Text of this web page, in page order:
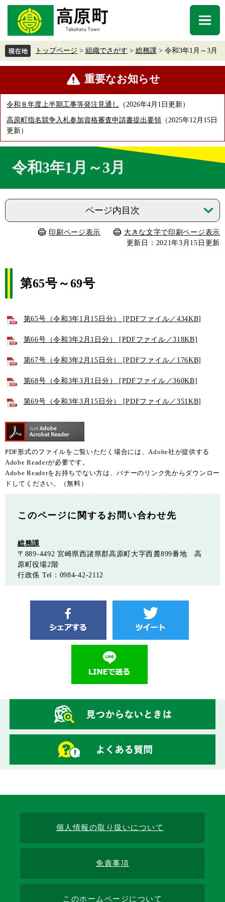
先
頭
を
飛
へ
ニ
ュ
ー
トップページ > 組織でさがす > 総務課 > 令和3年1月～3月
重要なお知らせ
令和８年度上半期工事等発注見通し 2026年4月1日更新
高原町指名競争入札参加資格審査申請書提出要領
2025年12月15日
更新
令和3年1月～3月
ページ内目次
印刷ページ表示
大きな文字で印刷ページ表示
更新日：2021年3月15日更新
第65号～69号
第65号（令和3年1月15日分） [PDFファイル／434KB]
第66号（令和3年2月1日分） [PDFファイル／318KB]
第67号（令和3年2月15日分） [PDFファイル／176KB]
第68号（令和3年3月1日分） [PDFファイル／360KB]
第69号（令和3年3月15日分） [PDFファイル／351KB]
PDF形式のファイルをご覧いただく場合には、Adobe社が提供する
Adobe Readerが必要です。
Adobe Readerをお持ちでない方は、バナーのリンク先からダウンロー
ドしてください。（無料）
このページに関するお問い合わせ先
総務課
〒889-4492 宮崎県西諸県郡高原町大字西麓899番地 高
原町役場2階
行政係 Tel：0984-42-2112
個人情報の取り扱いについて
免責事項
このホームページについて